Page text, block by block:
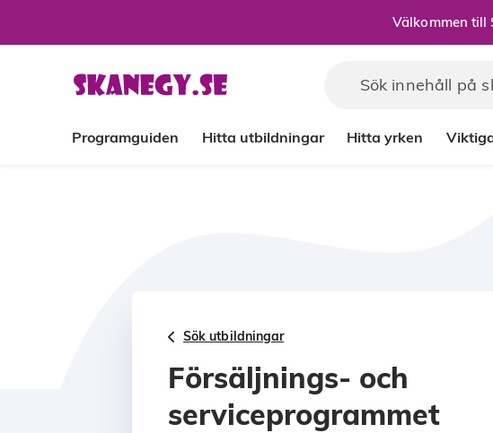
Välkommen till
Programguiden Hitta utbildningar Hitta yrken
Sök utbildningar
Försäljnings- och
serviceprogrammet